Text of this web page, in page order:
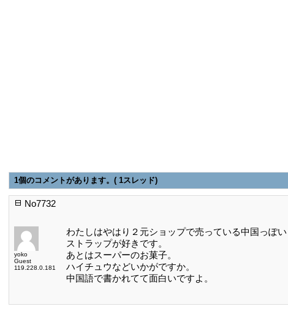
1個のコメントがあります。( 1スレッド)
No7732
yoko
Guest
119.228.0.181
わたしはやはり２元ショップで売っている中国っぽい
ストラップが好きです。
あとはスーパーのお菓子。
ハイチュウなどいかがですか。
中国語で書かれてて面白いですよ。